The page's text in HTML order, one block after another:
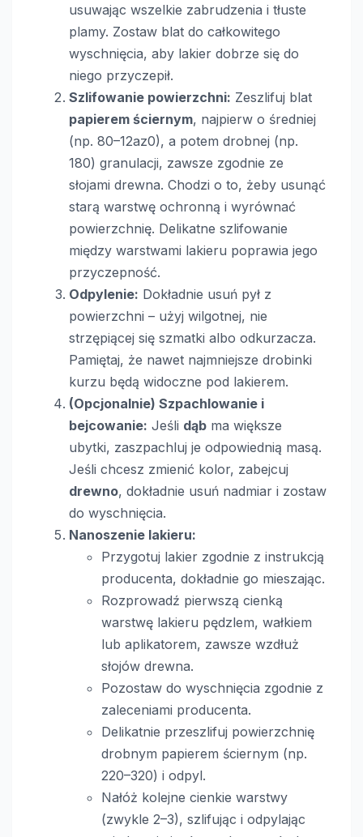
usuwając wszelkie zabrudzenia i tłuste
plamy. Zostaw blat do całkowitego
wyschnięcia, aby lakier dobrze się do
niego przyczepił.
Szlifowanie powierzchni: Zeszlifuj blat
papierem ściernym, najpierw o średniej
(np. 80–12az0), a potem drobnej (np.
180) granulacji, zawsze zgodnie ze
słojami drewna. Chodzi o to, żeby usunąć
starą warstwę ochronną i wyrównać
powierzchnię. Delikatne szlifowanie
między warstwami lakieru poprawia jego
przyczepność.
Odpylenie: Dokładnie usuń pył z
powierzchni – użyj wilgotnej, nie
strzępiącej się szmatki albo odkurzacza.
Pamiętaj, że nawet najmniejsze drobinki
kurzu będą widoczne pod lakierem.
(Opcjonalnie) Szpachlowanie i
bejcowanie: Jeśli dąb ma większe
ubytki, zaszpachluj je odpowiednią masą.
Jeśli chcesz zmienić kolor, zabejcuj
drewno, dokładnie usuń nadmiar i zostaw
do wyschnięcia.
Nanoszenie lakieru:
Przygotuj lakier zgodnie z instrukcją
producenta, dokładnie go mieszając.
Rozprowadź pierwszą cienką
warstwę lakieru pędzlem, wałkiem
lub aplikatorem, zawsze wzdłuż
słojów drewna.
Pozostaw do wyschnięcia zgodnie z
zaleceniami producenta.
Delikatnie przeszlifuj powierzchnię
drobnym papierem ściernym (np.
220–320) i odpyl.
Nałóż kolejne cienkie warstwy
(zwykle 2–3), szlifując i odpylając